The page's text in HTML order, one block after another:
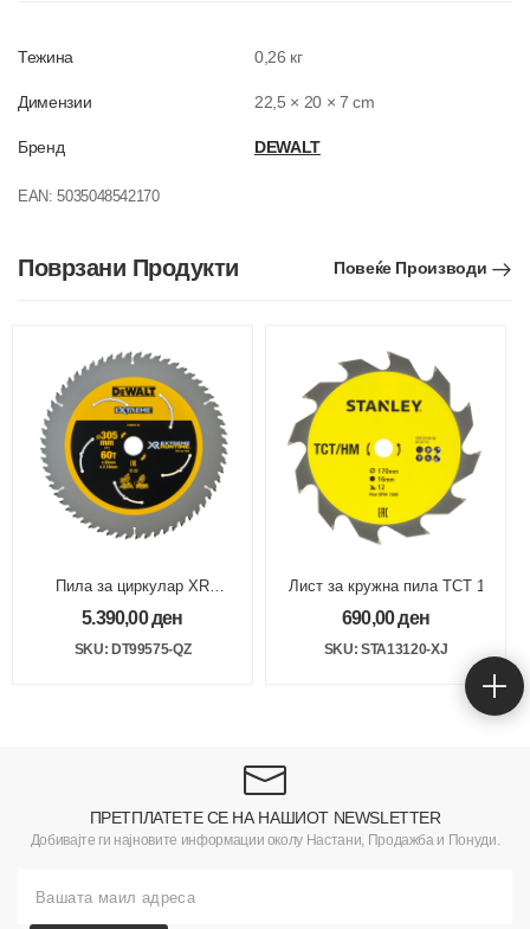
Тежина 0,26 кг
Димензии 22,5 × 20 × 7 cm
Бренд DEWALT
EAN:5035048542170
Поврзани Продукти Повеќе Производи
Пила за циркулар XR
305mm x 30mm 60T
Flexvolt
5.390,00ден
SKU: DT99575-QZ
Лист за кружна пила TCT
690,00ден
SKU: STA13120-XJ
ПРЕТПЛАТЕТЕ СЕ НА НАШИОТ NEWSLETTER
Добивајте ги најновите информации околу Настани, Продажба и Понуди.